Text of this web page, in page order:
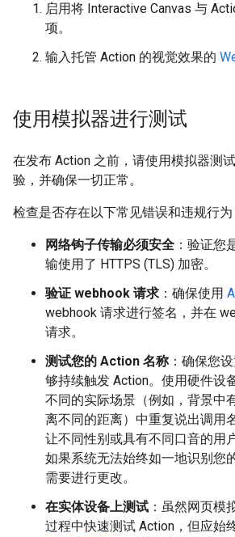
启用将 Interactive Canvas 与
项。
输入托管 Action 的视觉效果的
使用模拟器进行测试
在发布 Action 之前，请使用模拟器测
验，并确保一切正常。
检查是否存在以下常见错误和违规行为
网络钩子传输必须安全 ：验证您
输使用了 HTTPS (TLS) 加密。
验证 webhook 请求 ：确保使用
webhook 请求进行签名，并在
请求。
测试您的 Action 名称：确保您
够持续触发 Action。使用硬件设
不同的实际场景（例如，背景中
离不同的距离）中重复说出调用
让不同性别或具有不同口音的用
如果系统无法始终如一地识别您
需要进行更改。
在实体设备上测试 ：虽然网页模
过程中快速测试 Action，但应始